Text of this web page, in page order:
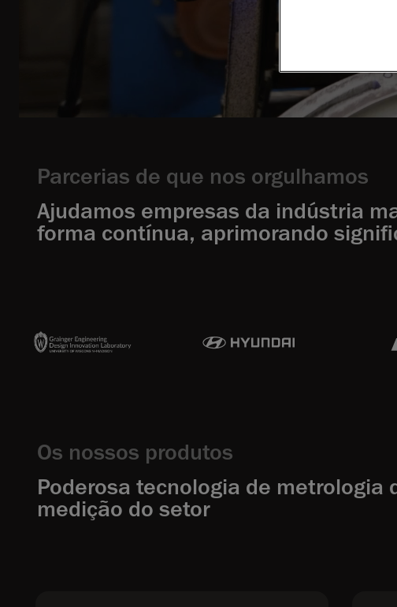
Parcerias de que nos orgulhamos
Ajudamos empresas da indústria
forma contínua, aprimorando
Os nossos produtos
Poderosa tecnologia de
medição do setor